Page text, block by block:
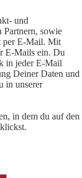
und
Partnern, sowie
per E-Mail. Mit
E-Mails ein. Du
in jeder E-Mail
Deiner Daten und
in unserer
in dem du auf den